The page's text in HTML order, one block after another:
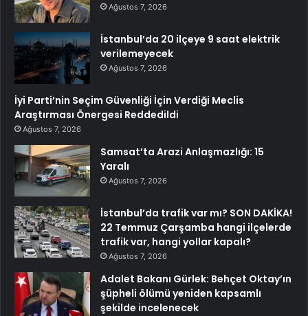
Ağustos 7, 2026
İstanbul’da 20 ilçeye 9 saat elektrik
verilemeyecek
Ağustos 7, 2026
İyi Parti’nin Seçim Güvenliği İçin Verdiği Meclis
Araştırması Önergesi Reddedildi
Ağustos 7, 2026
Samsat’ta Arazi Anlaşmazlığı: 15
Yaralı
Ağustos 7, 2026
İstanbul’da trafik var mı? SON DAKİKA!
22 Temmuz Çarşamba hangi ilçelerde
trafik var, hangi yollar kapalı?
Ağustos 7, 2026
Adalet Bakanı Gürlek: Behçet Oktay’ın
şüpheli ölümü yeniden kapsamlı
şekilde incelenecek